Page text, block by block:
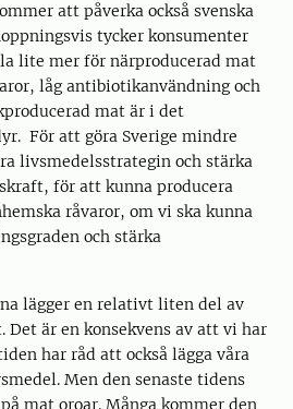
att påverka också svenska
tycker konsumenter
lite mer för närproducerad mat
låg antibiotikanvändning och
mat är i det
För att göra Sverige mindre
livsmedelsstrategin och stärka
för att kunna producera
råvaror, om vi ska kunna
och stärka
lägger en relativt liten del av
Det är en konsekvens av att vi har
har råd att också lägga våra
Men den senaste tidens
mat oroar. Många kommer den